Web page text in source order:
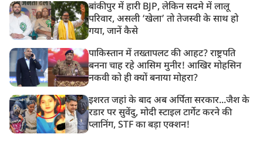
बांकीपुर में हारी BJP, लेकिन सदमे में लालू
परिवार, असली ‘खेला’ तो तेजस्वी के साथ हो
गया, जानें कैसे
पाकिस्तान में तख्तापलट की आहट? राष्ट्रपति
बनना चाह रहे आसिम मुनीर! आखिर मोहसिन
नकवी को ही क्यों बनाया मोहरा?
इशरत जहां के बाद अब अर्पिता सरकार...जैश के
रडार पर सुवेंदु, मोदी स्टाइल टार्गेट करने की
प्लानिंग, STF का बड़ा एक्शन!